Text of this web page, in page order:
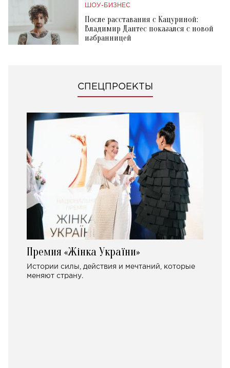
ШОУ-БИЗНЕС
После расставания с Кацуриной:
Владимир Дантес показался с новой
избранницей
СПЕЦПРОЕКТЫ
Премия «Жінка України»
Истории силы, действия и мечтаний, которые
меняют страну.